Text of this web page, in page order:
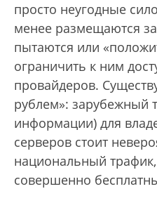
просто неугодные
менее размещаются
пытаются или
ограничить к ним
провайдеров.
рублем»: зарубежный
информации) для
серверов стоит
национальный
совершенно